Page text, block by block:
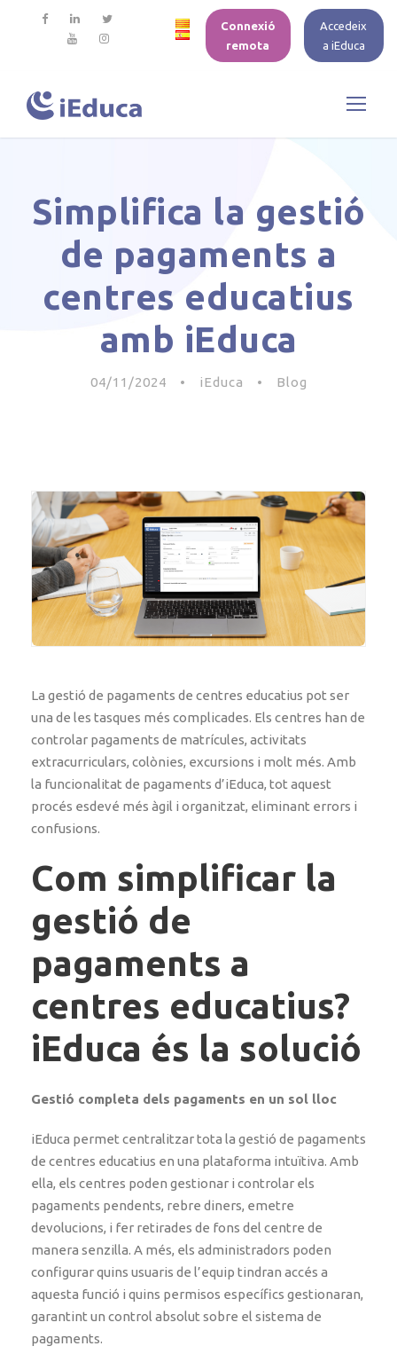
Connexió
remota
Accedeix
a iEduca
Simplifica la gestió
de pagaments a
centres educatius
amb iEduca
04/11/2024 • iEduca • Blog
La gestió de pagaments de centres educatius pot ser
una de les tasques més complicades. Els centres han de
controlar pagaments de matrícules, activitats
extracurriculars, colònies, excursions i molt més. Amb
la funcionalitat de pagaments d’iEduca, tot aquest
procés esdevé més àgil i organitzat, eliminant errors i
confusions.
Com simplificar la
gestió de
pagaments a
centres educatius?
iEduca és la solució
Gestió completa dels pagaments en un sol lloc
iEduca permet centralitzar tota la gestió de pagaments
de centres educatius en una plataforma intuïtiva. Amb
ella, els centres poden gestionar i controlar els
pagaments pendents, rebre diners, emetre
devolucions, i fer retirades de fons del centre de
manera senzilla. A més, els administradors poden
configurar quins usuaris de l’equip tindran accés a
aquesta funció i quins permisos específics gestionaran,
garantint un control absolut sobre el sistema de
pagaments.